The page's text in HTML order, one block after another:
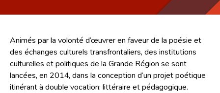
Häufige Fragen und Antworten
CNL
Forschungsgruppe
Animés par la volonté d’œuvrer en faveur de la poésie et
des échanges culturels transfrontaliers, des institutions
culturelles et politiques de la Grande Région se sont
lancées, en 2014, dans la conception d’un projet poétique
itinérant à double vocation: littéraire et pédagogique.